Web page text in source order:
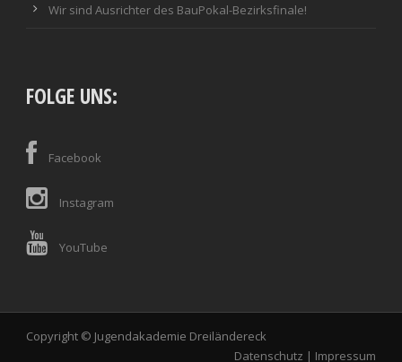
Wir sind Ausrichter des BauPokal-Bezirksfinale!
FOLGE UNS:
Facebook
Instagram
YouTube
Copyright © Jugendakademie Dreiländereck
Datenschutz | Impressum